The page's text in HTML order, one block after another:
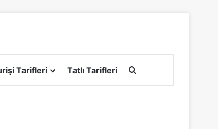
Tarifleri Tatlı Tarifleri